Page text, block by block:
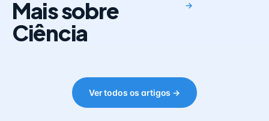
Mais sobre
Ciência
→
Ver todos os artigos →